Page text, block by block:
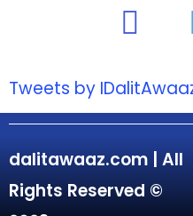
Tweets by
dalitawaaz.com | All
Rights Reserved ©